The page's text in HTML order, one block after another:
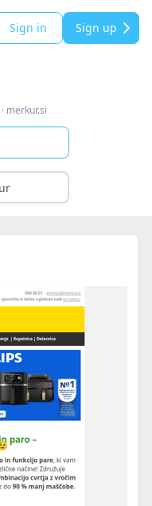
Sign in Sign up
· merkur.si